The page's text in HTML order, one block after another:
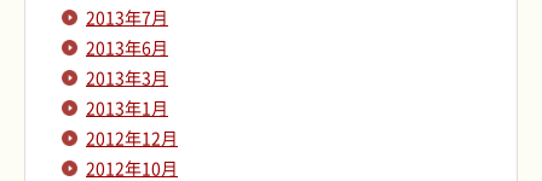
2013年7月
2013年6月
2013年3月
2013年1月
2012年12月
2012年10月